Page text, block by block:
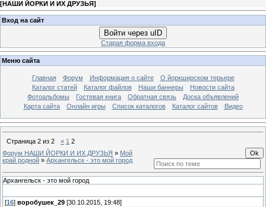
[НАШИ ЙОРКИ И ИХ ДРУЗЬЯ]
Вход на сайт
Войти через uID
Старая форма входа
Меню сайта
Главная Форум Информация о сайте
О йоркширском терьере
Каталог статей
Каталог файлов Наши баннеры
Новости сайта
Фотоальбомы
Гостевая книга Обратная связь
Доска объявлений
Карта сайта
Онлайн игры Список каталогов Каталог сайтов Видео
Страница 2 из 2 « 1 2
Форум НАШИ ЙОРКИ И ИХ ДРУЗЬЯ » Мой
край родной » Архангельск - это мой город
Архангельск - это мой город
[16] воробушек_29 [30.10.2015, 19:48]